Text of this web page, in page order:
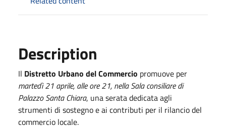
Description
Il Distretto Urbano del Commercio promuove per
martedì 21 aprile, alle ore 21, nella Sala consiliare di
Palazzo Santa Chiara, una serata dedicata agli
strumenti di sostegno e ai contributi per il rilancio del
commercio locale.